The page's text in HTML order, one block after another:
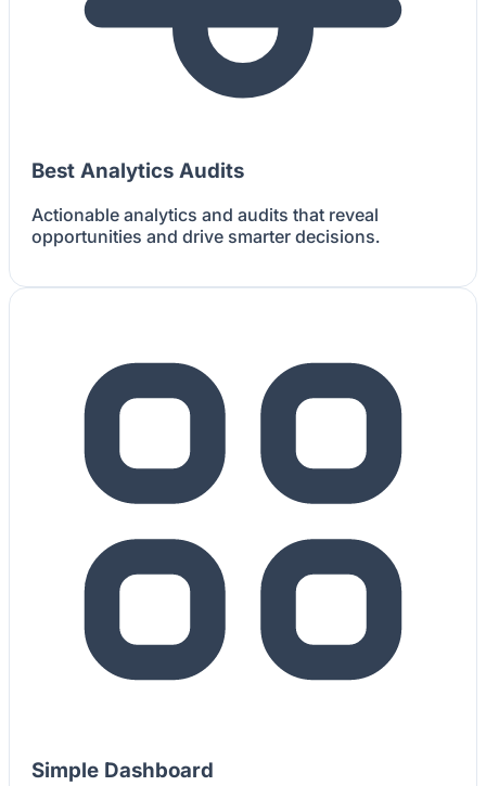
Best Analytics Audits
Actionable analytics and audits that reveal
opportunities and drive smarter decisions.
Simple Dashboard